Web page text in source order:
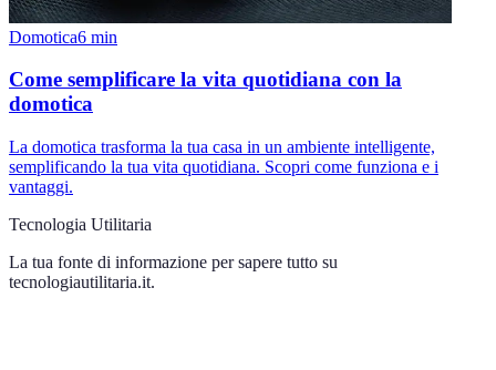
Domotica6 min
Come semplificare la vita quotidiana con la
domotica
La domotica trasforma la tua casa in un ambiente intelligente,
semplificando la tua vita quotidiana. Scopri come funziona e i
vantaggi.
Tecnologia Utilitaria
La tua fonte di informazione per sapere tutto su
tecnologiautilitaria.it.